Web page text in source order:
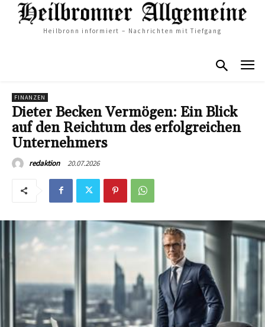
Heilbronn informiert – Nachrichten mit Tiefgang
FINANZEN
Dieter Becken Vermögen: Ein Blick
auf den Reichtum des erfolgreichen
Unternehmers
redaktion 20.07.2026